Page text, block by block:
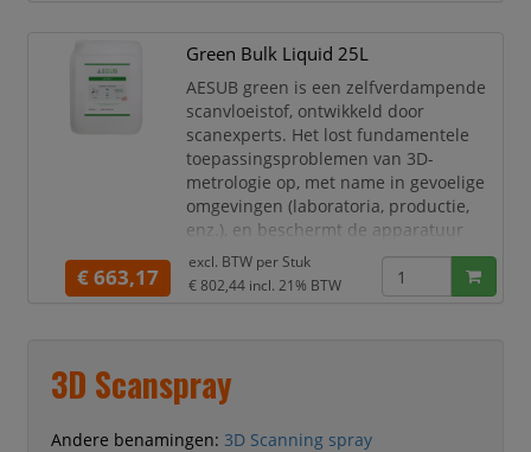
residu of schade aan het oppervlak.
Specificaties:
Residuvrij: verdampt voll
Green Bulk Liquid 25L
AESUB green is een zelfverdampende
scanvloeistof, ontwikkeld door
scanexperts. Het lost fundamentele
toepassingsproblemen van 3D-
metrologie op, met name in gevoelige
omgevingen (laboratoria, productie,
enz.), en beschermt de apparatuur
tegen vervuiling door pigmentafzetting.
Het kostbare transport van extern
gematteerde meetobjecten naar de
het ve
€ 663,17
excl. BTW per Stuk
€ 802,44 incl. 21% BTW
3D Scanspray
Andere benamingen: 3D Scanning spray